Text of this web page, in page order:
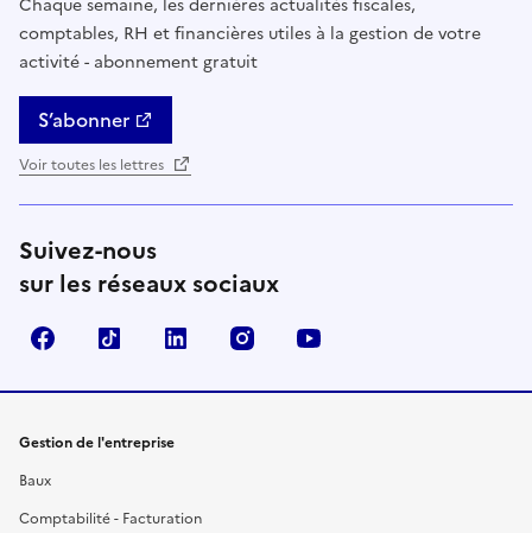
Chaque semaine, les dernières actualités fiscales,
comptables, RH et financières utiles à la gestion de votre
activité - abonnement gratuit
S’abonner
Voir toutes les lettres
Suivez-nous
sur les réseaux sociaux
FacebookTikTok Linkedin Instagram
Gestion de l'entreprise
Baux
Comptabilité - Facturation